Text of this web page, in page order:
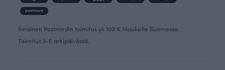
Ilmainen Postnordin toimitus yli 100 € tilauksille Suomessa.
Toimitus 3-5 arkipäivässä.